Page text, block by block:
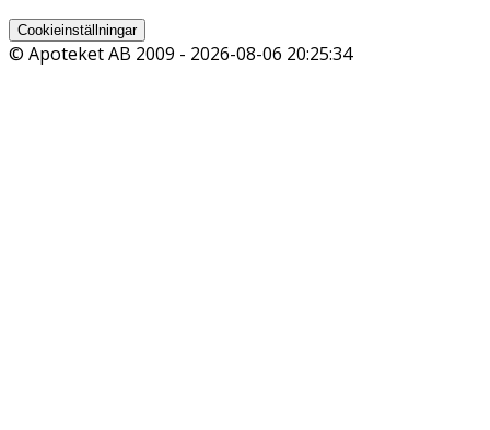
Cookieinställningar
© Apoteket AB 2009 - 2026-08-06 20:25:34